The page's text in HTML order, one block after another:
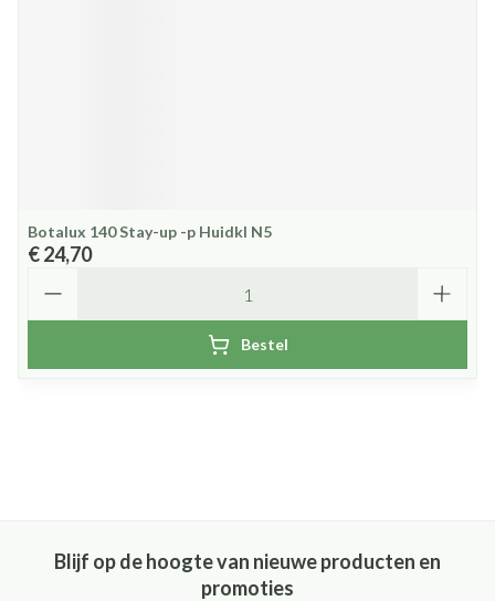
Botalux 140 Stay-up -p Huidkl N5
€ 24,70
Bestel
Blijf op de hoogte van nieuwe producten en
promoties